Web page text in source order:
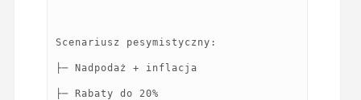
Scenariusz pesymistyczny:
├─ Nadpodaż + inflacja
├─ Rabaty do 20%